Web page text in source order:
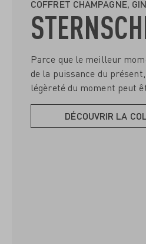
COFFRET CHAMPAGNE,
Parce que le meilleur
de la puissance du
légèreté du moment peut
DÉCOUVRIR LA